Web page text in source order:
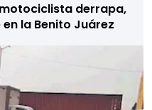
derrapa,
la Benito Juárez